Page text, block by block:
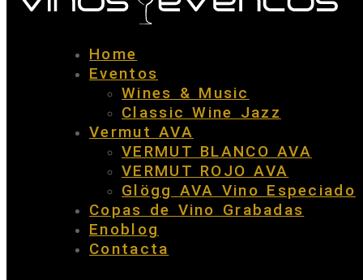
Home
Eventos
Wines & Music
Classic Wine Jazz
Vermut AVA
VERMUT BLANCO AVA
VERMUT ROJO AVA
Glögg AVA Vino Especiado
Copas de Vino Grabadas
Enoblog
Contacta